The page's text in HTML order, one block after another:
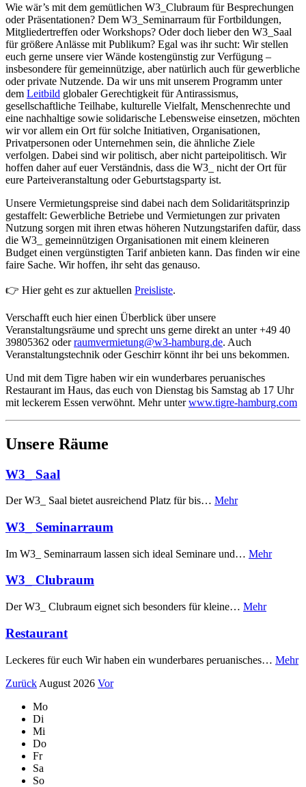
Wie wär’s mit dem gemütlichen W3_Clubraum für Besprechungen
oder Präsentationen? Dem W3_Seminarraum für Fortbildungen,
Mitgliedertreffen oder Workshops? Oder doch lieber den W3_Saal
für größere Anlässe mit Publikum? Egal was ihr sucht: Wir stellen
euch gerne unsere vier Wände kostengünstig zur Verfügung –
insbesondere für gemeinnützige, aber natürlich auch für gewerbliche
oder private Nutzende. Da wir uns mit unserem Programm unter
dem Leitbild globaler Gerechtigkeit für Antirassismus,
gesellschaftliche Teilhabe, kulturelle Vielfalt, Menschenrechte und
eine nachhaltige sowie solidarische Lebensweise einsetzen, möchten
wir vor allem ein Ort für solche Initiativen, Organisationen,
Privatpersonen oder Unternehmen sein, die ähnliche Ziele
verfolgen. Dabei sind wir politisch, aber nicht parteipolitisch. Wir
hoffen daher auf euer Verständnis, dass die W3_ nicht der Ort für
eure Parteiveranstaltung oder Geburtstagsparty ist.
Unsere Vermietungspreise sind dabei nach dem Solidaritätsprinzip
gestaffelt: Gewerbliche Betriebe und Vermietungen zur privaten
Nutzung sorgen mit ihren etwas höheren Nutzungstarifen dafür, dass
die W3_ gemeinnützigen Organisationen mit einem kleineren
Budget einen vergünstigten Tarif anbieten kann. Das finden wir eine
faire Sache. Wir hoffen, ihr seht das genauso.
👉 Hier geht es zur aktuellen Preisliste.
Verschafft euch hier einen Überblick über unsere
Veranstaltungsräume und sprecht uns gerne direkt an unter +49 40
39805362 oderraumvermietung@w3-hamburg.de. Auch
Veranstaltungstechnik oder Geschirr könnt ihr bei uns bekommen.
Und mit dem Tigre haben wir ein wunderbares peruanisches
Restaurant im Haus, das euch von Dienstag bis Samstag ab 17 Uhr
mit leckerem Essen verwöhnt. Mehr unterwww.tigre-hamburg.com
Unsere Räume
W3_ Saal
Der W3_ Saal bietet ausreichend Platz für bis… Mehr
W3_ Seminarraum
Im W3_ Seminarraum lassen sich ideal Seminare und… Mehr
W3_ Clubraum
Der W3_ Clubraum eignet sich besonders für kleine… Mehr
Restaurant
Leckeres für euch Wir haben ein wunderbares peruanisches… Mehr
Zurück August 2026 Vor
Mo
Di
Mi
Do
Fr
Sa
So